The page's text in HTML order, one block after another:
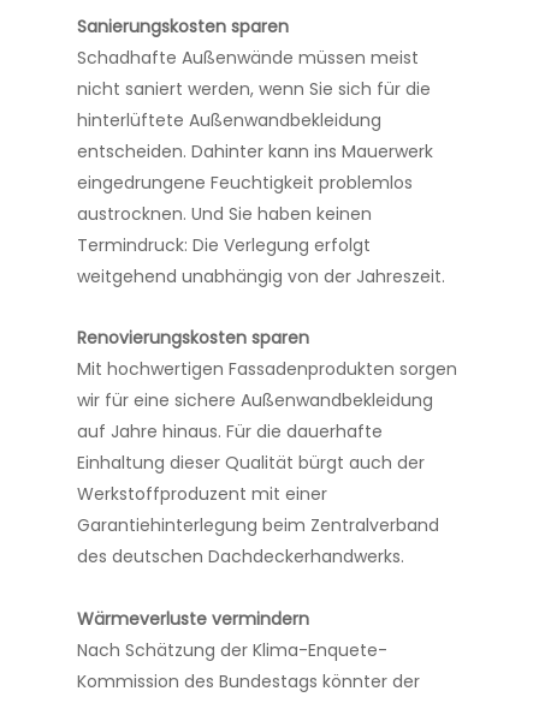
Sanierungskosten sparen
Schadhafte Außenwände müssen meist
nicht saniert werden, wenn Sie sich für die
hinterlüftete Außenwandbekleidung
entscheiden. Dahinter kann ins Mauerwerk
eingedrungene Feuchtigkeit problemlos
austrocknen. Und Sie haben keinen
Termindruck: Die Verlegung erfolgt
weitgehend unabhängig von der Jahreszeit.
Renovierungskosten sparen
Mit hochwertigen Fassadenprodukten sorgen
wir für eine sichere Außenwandbekleidung
auf Jahre hinaus. Für die dauerhafte
Einhaltung dieser Qualität bürgt auch der
Werkstoffproduzent mit einer
Garantiehinterlegung beim Zentralverband
des deutschen Dachdeckerhandwerks.
Wärmeverluste vermindern
Nach Schätzung der Klima-Enquete-
Kommission des Bundestags könnter der